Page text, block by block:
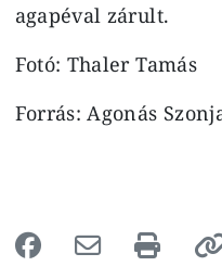
agapéval zárult.
Fotó: Thaler Tamás
Forrás: Agonás